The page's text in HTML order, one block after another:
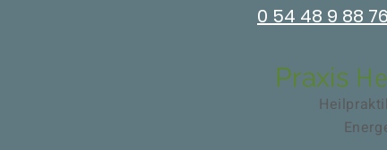
0 54 48 9 88
Praxis H
Energetik &